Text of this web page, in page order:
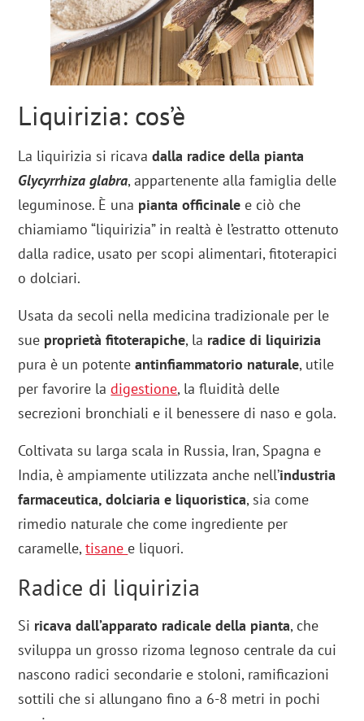
Liquirizia: cos’è
La liquirizia si ricavadalla radice della pianta
Glycyrrhiza glabra, appartenente alla famiglia delle
leguminose. È una pianta officinale e ciò che
chiamiamo “liquirizia” in realtà è l’estratto ottenuto
dalla radice, usato per scopi alimentari, fitoterapici
o dolciari.
Usata da secoli nella medicina tradizionale per le
sue proprietà fitoterapiche, la radice di liquirizia
pura è un potenteantinfiammatorio naturale, utile
per favorire ladigestione, la fluidità delle
secrezioni bronchiali e il benessere di naso e gola.
Coltivata su larga scala in Russia, Iran, Spagna e
India, è ampiamente utilizzata anche nell’industria
farmaceutica, dolciaria e liquoristica, sia come
rimedio naturale che come ingrediente per
caramelle,tisane e liquori.
Radice di liquirizia
Si ricava dall’apparato radicale della pianta, che
sviluppa un grosso rizoma legnoso centrale da cui
nascono radici secondarie e stoloni, ramificazioni
sottili che si allungano fino a 6-8 metri in pochi